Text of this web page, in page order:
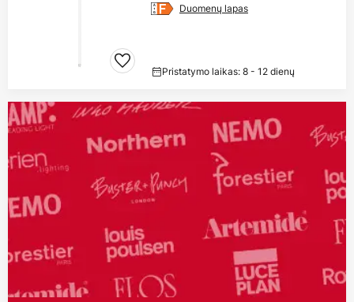
Duomenų lapas
Pristatymo laikas: 8 - 12 dienų